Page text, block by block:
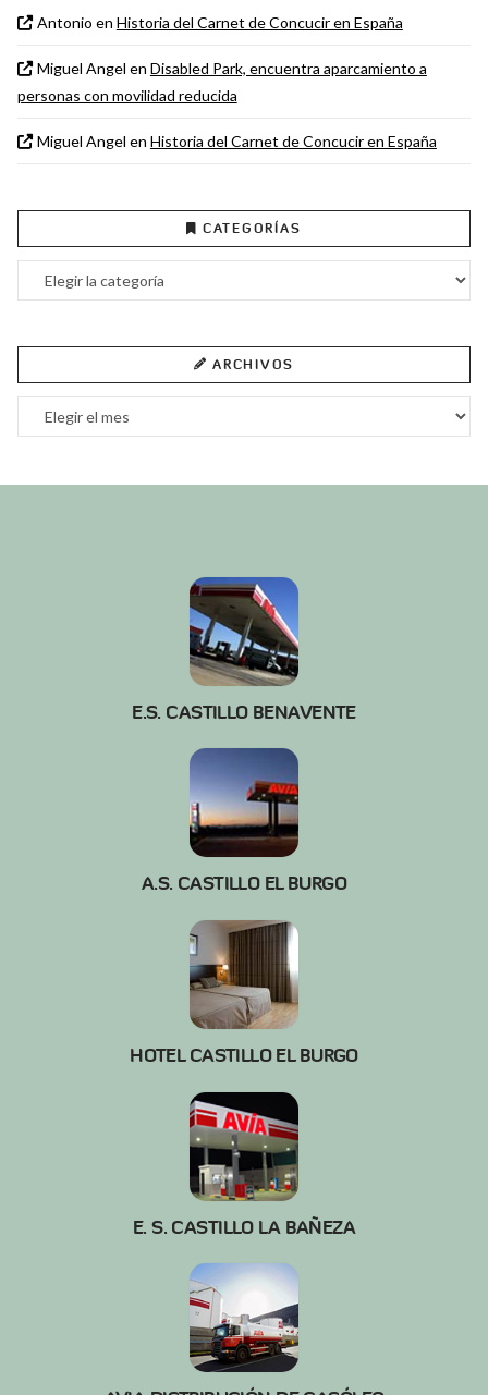
Antonio en Historia del Carnet de Concucir en España
Miguel Angel en Disabled Park, encuentra aparcamiento a
personas con movilidad reducida
Miguel Angel en Historia del Carnet de Concucir en España
CATEGORÍAS
Categorías
ARCHIVOS
Archivos
E.S. CASTILLO BENAVENTE
A.S. CASTILLO EL BURGO
HOTEL CASTILLO EL BURGO
E. S. CASTILLO LA BAÑEZA